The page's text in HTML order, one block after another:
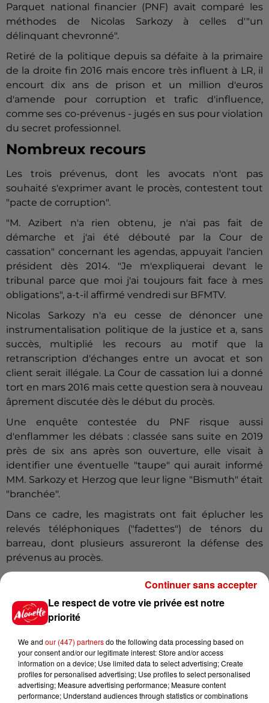
Parquet national financier (PNF) avait comparé les
méthodes de Nicolas
Sarkozy
à celles d'"un
délinquant chevronné".
Retiré de la politique depuis sa défaite à la primaire
de la droite fin 2016 mais encore très influent à LR, il
encourt dix ans de prison et un million d'euros
d'amende pour corruption et trafic d'influence,
comme ses co-prévenus - jugés en sus pour violation
du secret professionnel.
Nombreux recours
Les trois prévenus, dont les avocats n'ont pas
souhaité s'exprimer avant le procès, contestent tout
"pacte de corruption".
"M. Azibert n'a rien obtenu, je n'ai pas fait de
démarche et j'ai été débouté par la Cour de
cassation" concernant les agendas, appuyait l'ancien
président dès 2014. "Je m'expliquerai devant le
tribunal parce que moi j'ai toujours fait face à mes
obligations", a-t-il affirmé vendredi sur BFMTV.
Nicolas
Sarkozy
n'a eu cesse de dénoncer une
instrumentalisation politique de la justice et a, sans
succès, multiplié les recours au motif que la
retranscription d'échanges entre un avocat et son
client serait illégale. La Cour de cassation lui a donné
tort en mars 2016 mais cette question sera à nouveau
âprement discutée dès le début du procès.
Une enquête contestée du PNF risque aussi
d'enflammer les débats : classée sans suite en 2019
près de six ans après son ouverture, elle visait à
identifier une éventuelle "taupe" qui aurait informé
MM. Sarkozy et Herzog que leur ligne "Bismuth" était
"branchée".
Dans ce cadre, les magistrats ont fait éplucher les
relevés téléphoniques ("fadettes") de ténors du
barreau, dont plusieurs assureront la défense des
prévenus au procès.
: celui de l'affaire Bygmalion sur ses frais de
campagne pour l'élection présidentielle de 2012.
(avec AFP)
Infos Voir plus
10h54
Royan : elle tente d’écraser son
Le respect de votre vie privée est notre
priorité
We and our (447) partnersdo the following data processing based on
your consent and/or our legitimate interest: Store and/or access
information on a device; Use limited data to select advertising; Create
profiles for personalised advertising; Use profiles to select personalised
advertising; Measure advertising performance; Measure content
performance; Understand audiences through statistics or combinations
Continuer sans accepter